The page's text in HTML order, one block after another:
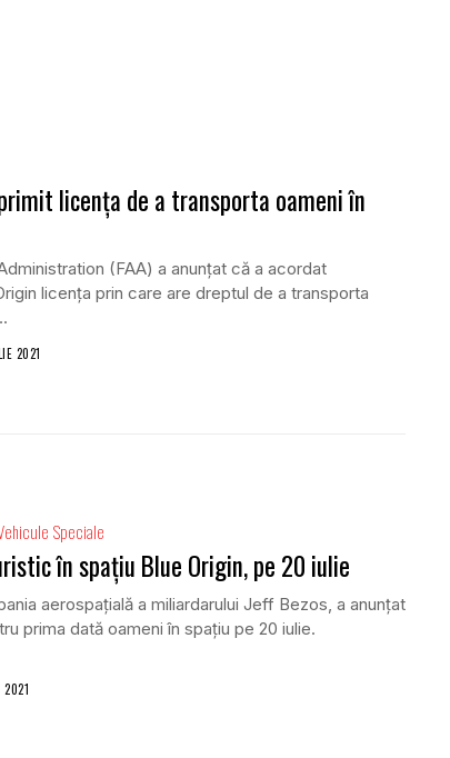
licența de a transporta oameni în
(FAA) a anunțat că a acordat
licența prin care are dreptul de a transporta
2021
Speciale
în spațiu Blue Origin, pe 20 iulie
aerospațială a miliardarului Jeff Bezos, a anunțat
prima dată oameni în spațiu pe 20 iulie.
2021